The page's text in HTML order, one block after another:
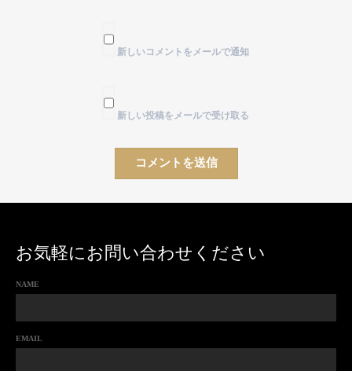
新しいコメントをメールで通知
新しい投稿をメールで受け取る
お気軽にお問い合わせください
NAME
EMAIL